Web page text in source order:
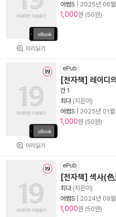
미리읽기
어썸S
2025년 06월
1,000원 (50원)
미리읽기
ePub
[전자책] 레이디
간 1
최다(지은이)
어썸S
2025년 01월
1,000원 (50원)
ePub
[전자책] 색사(
최다(지은이)
어썸S
2024년 09월
1,000원 (50원)